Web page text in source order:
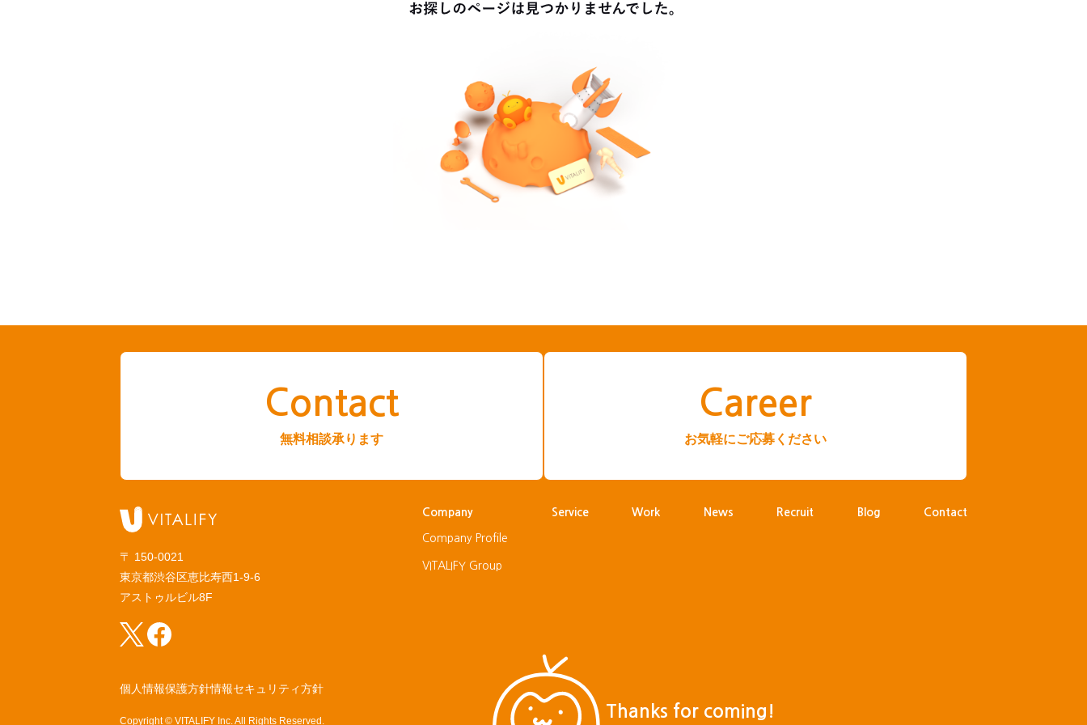
Contact
無料相談承ります
Career
お気軽にご応募ください
〒 150-0021
東京都渋谷区恵比寿西1-9-6
アストゥルビル8F
Company
Company Profile
VITALIFY Group
Service Work News Recruit Blog Contact
個人情報保護方針情報セキュリティ方針
Copyright ©︎ VITALIFY Inc. All Rights Reserved.
Thanks for coming!